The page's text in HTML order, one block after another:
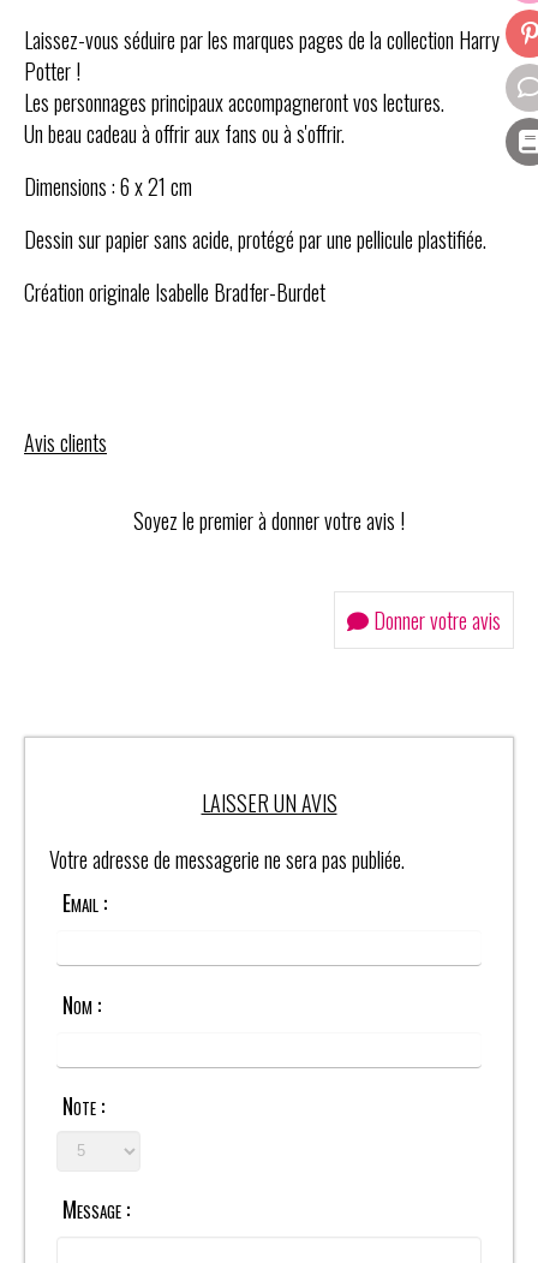
Laissez-vous séduire par les marques pages de la collection Harry
Potter !
Les personnages principaux accompagneront vos lectures.
Un beau cadeau à offrir aux fans ou à s'offrir.
Dimensions : 6 x 21 cm
Dessin sur papier sans acide, protégé par une pellicule plastifiée.
Création originale Isabelle Bradfer-Burdet
Avis clients
Soyez le premier à donner votre avis !
Donner votre avis
LAISSER UN AVIS
Votre adresse de messagerie ne sera pas publiée.
Email :
Nom :
Note :
Message :